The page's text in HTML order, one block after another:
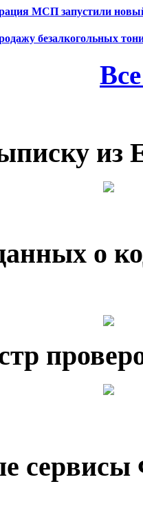
МСП запустили
безалкогольных
о